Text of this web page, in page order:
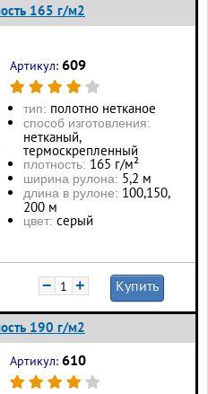
165 г/м2
Артикул: 609
тип: полотно нетканое
способ изготовления:
нетканый,
термоскрепленный
плотность: 165 г/м²
ширина рулона: 5,2 м
длина в рулоне: 100, 150,
200 м
цвет: серый
− + Купить
190 г/м2
Артикул: 610